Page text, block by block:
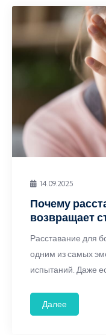
14.09.2025
Почему
возвращает
Расставание для
одним из самых
испытаний. Даже
Далее